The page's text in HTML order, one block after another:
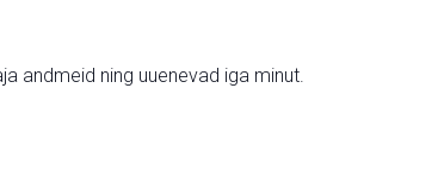
andmeid ning uuenevad iga minut.